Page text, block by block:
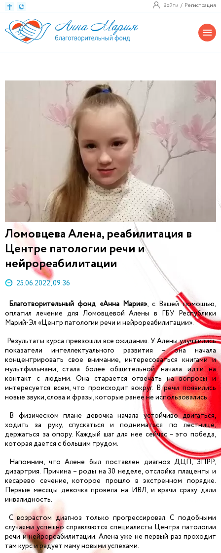
Войти Регистрация
Ломовцева Алена, реабилитация в
Центре патологии речи и
нейрореабилитации
25.06.2022, 09:36
Благотворительный фонд «Анна Мария», с Вашей помощью,
оплатил лечение для Ломовцевой Алены в ГБУ Республики
Марий-Эл «Центр патологии речи и нейрореабилитации».
Результаты курса превзошли все ожидания. У Алены улучшились
показатели интеллектуального развития – она начала
концентрировать свое внимание, интересоваться книгами и
мультфильмами, стала более общительной, начала идти на
контакт с людьми. Она старается отвечать на вопросы и
интересуется всем, что происходит вокруг. В речи появились
новые звуки, слова и фразы, которые ранее не использовались.
В физическом плане девочка начала устойчиво двигаться,
ходить за руку, спускаться и подниматься по лестнице,
держаться за опору. Каждый шаг для нее сейчас – это победа,
которая дается с большим трудом.
Напомним, что Алене был поставлен диагноз ДЦП, ЗПРР,
дизартрия. Причина – роды на 30 неделе, отслойка плаценты и
кесарево сечение, которое прошло в экстренном порядке.
Первые месяцы девочка провела на ИВЛ, и врачи сразу дали
инвалидность.
С возрастом диагноз только прогрессировал. С подобными
случаями успешно справляются специалисты Центра патологии
речи и нейрореабилитации. Алена уже не первый раз проходит
там курс и радует маму новыми успехами.